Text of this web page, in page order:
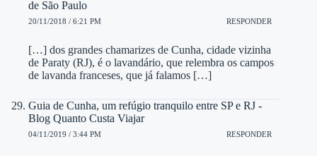
de São Paulo
20/11/2018 / 6:21 PM RESPONDER
[…] dos grandes chamarizes de Cunha, cidade vizinha
de Paraty (RJ), é o lavandário, que relembra os campos
de lavanda franceses, que já falamos […]
Guia de Cunha, um refúgio tranquilo entre SP e RJ -
Blog Quanto Custa Viajar
04/11/2019 / 3:44 PM RESPONDER